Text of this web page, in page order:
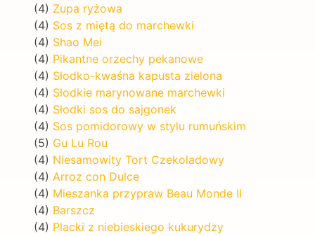
(4) Zupa ryżowa
(4) Sos z miętą do marchewki
(4) Shao Mei
(4) Pikantne orzechy pekanowe
(4) Słodko-kwaśna kapusta zielona
(4) Słodkie marynowane marchewki
(4) Słodki sos do sajgonek
(4) Sos pomidorowy w stylu rumuńskim
(5) Gu Lu Rou
(4) Niesamowity Tort Czekoladowy
(4) Arroz con Dulce
(4) Mieszanka przypraw Beau Monde II
(4) Barszcz
(4) Placki z niebieskiego kukurydzy